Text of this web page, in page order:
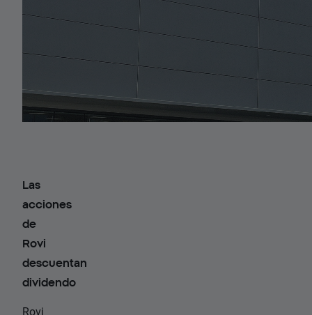
Las
acciones
de
Rovi
descuentan
dividendo
Rovi